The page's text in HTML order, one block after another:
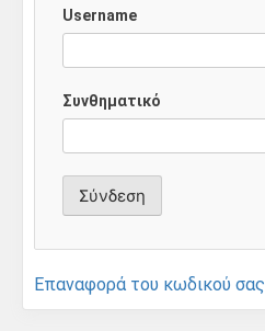
Username
Συνθηματικό
Επαναφορά του κωδικού σας